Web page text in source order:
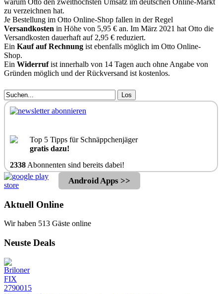
warum Otto den zweithöchsten Umsatz im deutschen Online-Markt
zu verzeichnen hat.
Je Bestellung im Otto Online-Shop fallen in der Regel
Versandkosten in Höhe von 5,95 € an. Im März 2021 hat Otto die
Versandkosten dauerhaft auf 2,95 € reduziert.
Ein Kauf auf Rechnung ist ebenfalls möglich im Otto Online-
Shop.
Ein Widerrufist innerhalb von 14 Tagen auch ohne Angabe von
Gründen möglich und der Rückversand ist kostenlos.
Los
Top 5 Tipps für Schnäppchenjäger
gratis dazu!
2338 Abonnenten sind bereits dabei!
Android Apps >>
Aktuell Online
Wir haben 513 Gäste online
Neuste Deals